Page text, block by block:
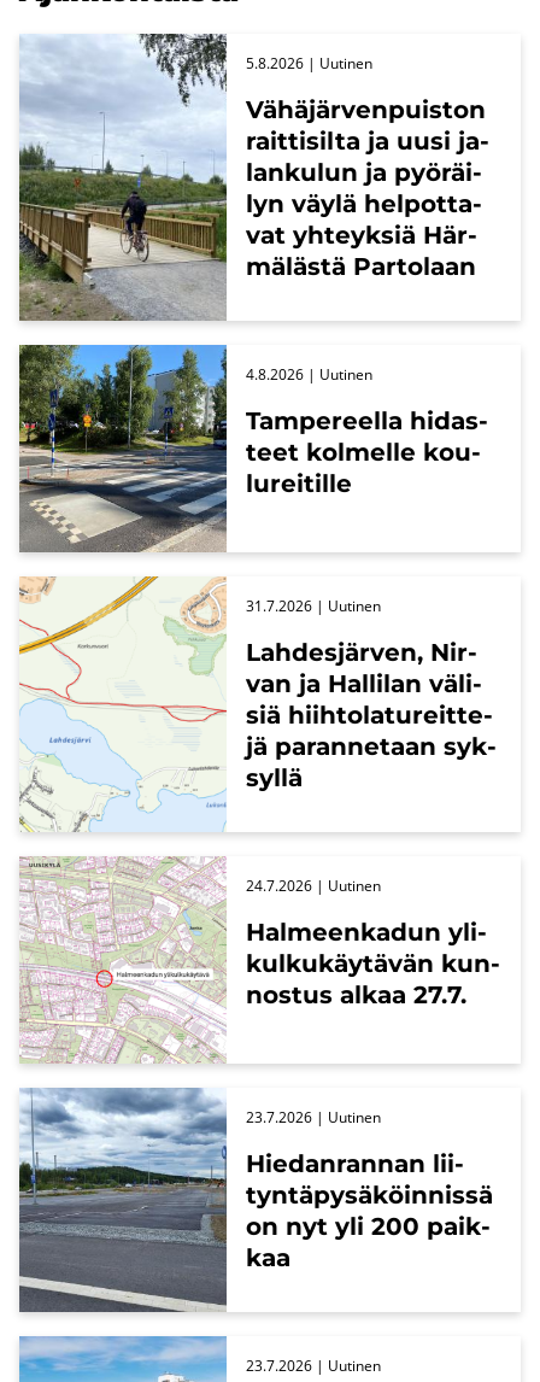
Vä­hä­jär­ven­puis­ton
rait­ti­sil­ta ja uusi ja­
lan­ku­lun ja pyö­räi­
lyn väylä hel­pot­ta­
vat yh­teyk­siä Här­
mä­läs­tä Par­to­laan
5.8.2026 | Uu­ti­nen
Tam­pe­reel­la hi­das­
teet kol­mel­le kou­
lu­rei­til­le
4.8.2026 | Uu­ti­nen
Lah­des­jär­ven, Nir­
van ja Hal­li­lan vä­li­
siä hiih­to­la­tu­reit­te­
jä pa­ran­ne­taan syk­
syl­lä
31.7.2026 | Uu­ti­nen
Hal­meen­ka­dun yli­
kul­ku­käy­tä­vän kun­
nos­tus alkaa 27.7.
24.7.2026 | Uu­ti­nen
Hie­dan­ran­nan lii­
tyn­tä­py­sä­köin­nis­sä
on nyt yli 200 paik­
kaa
23.7.2026 | Uu­ti­nen
23.7.2026 | Uu­ti­nen